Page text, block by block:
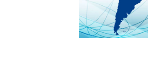
لسنة